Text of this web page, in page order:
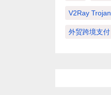
V2Ray Trojan
外贸跨境支付